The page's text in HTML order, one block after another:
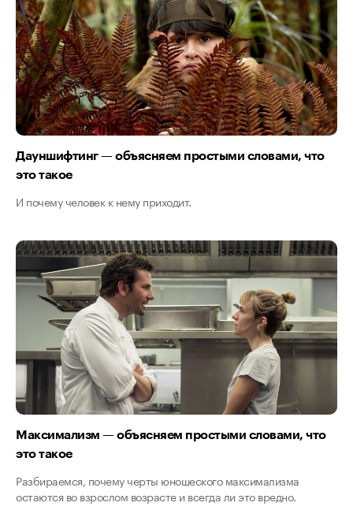
Дауншифтинг — объясняем простыми словами, что
это такое
И почему человек к нему приходит.
Максимализм — объясняем простыми словами, что
это такое
Разбираемся, почему черты юношеского максимализма
остаются во взрослом возрасте и всегда ли это вредно.